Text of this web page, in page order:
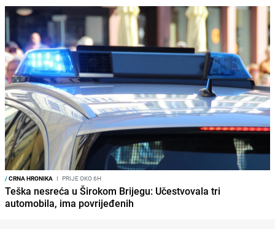
/CRNA HRONIKA I PRIJE OKO 6H
Teška nesreća u Širokom Brijegu: Učestvovala tri
automobila, ima povrijeđenih